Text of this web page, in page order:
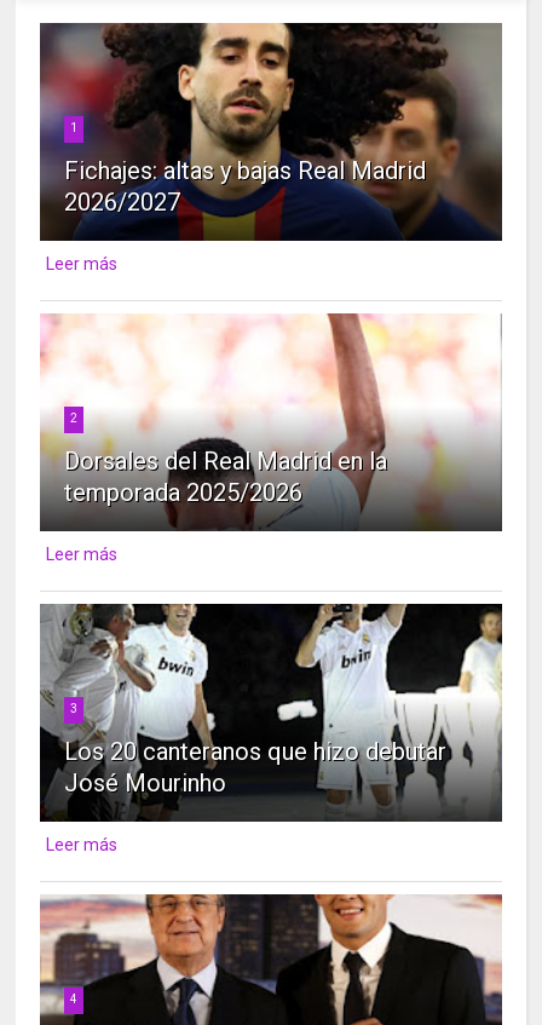
1
Fichajes: altas y bajas Real Madrid
2026/2027
Leer más
2
Dorsales del Real Madrid en la
temporada 2025/2026
Leer más
3
Los 20 canteranos que hizo debutar
José Mourinho
Leer más
4